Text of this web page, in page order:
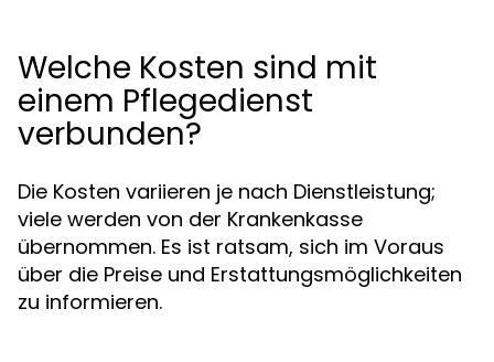
Welche Kosten sind mit
einem Pflegedienst
verbunden?
Die Kosten variieren je nach Dienstleistung;
viele werden von der Krankenkasse
übernommen. Es ist ratsam, sich im Voraus
über die Preise und Erstattungsmöglichkeiten
zu informieren.